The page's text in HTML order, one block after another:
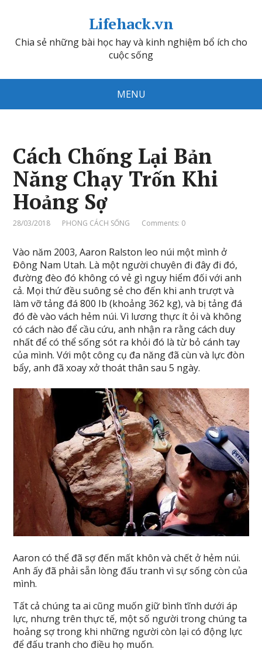
Lifehack.vn
Chia sẻ những bài học hay và kinh nghiệm bổ ích cho
cuộc sống
MENU
Cách Chống Lại Bản
Năng Chạy Trốn Khi
Hoảng Sợ
28/03/2018 PHONG CÁCH SỐNG Comments: 0
Vào năm 2003, Aaron Ralston leo núi một mình ở
Đông Nam Utah. Là một người chuyên đi đây đi đó,
đường đèo đó không có vẻ gì nguy hiểm đối với anh
cả. Mọi thứ đều suông sẻ cho đến khi anh trượt và
làm vỡ tảng đá 800 Ib (khoảng 362 kg), và bị tảng đá
đó đè vào vách hẻm núi. Vì lương thực ít ỏi và không
có cách nào để cầu cứu, anh nhận ra rằng cách duy
nhất để có thể sống sót ra khỏi đó là từ bỏ cánh tay
của mình. Với một công cụ đa năng đã cùn và lực đòn
bẩy, anh đã xoay xở thoát thân sau 5 ngày.
Aaron có thể đã sợ đến mất khôn và chết ở hẻm núi.
Anh ấy đã phải sẵn lòng đấu tranh vì sự sống còn của
mình.
Tất cả chúng ta ai cũng muốn giữ bình tĩnh dưới áp
lực, nhưng trên thực tế, một số người trong chúng ta
hoảng sợ trong khi những người còn lại có động lực
để đấu tranh cho điều họ muốn.